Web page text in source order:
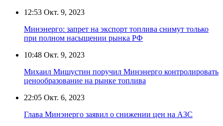
12:53 Окт. 9, 2023
Минэнерго: запрет на экспорт топлива снимут только
при полном насыщении рынка РФ
10:48 Окт. 9, 2023
Михаил Мишустин поручил Минэнерго контролировать
ценообразование на рынке топлива
22:05 Окт. 6, 2023
Глава Минэнерго заявил о снижении цен на АЗС